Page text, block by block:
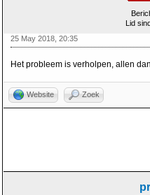
Lid
25 May 2018, 20:35
Het probleem is verholpen, allen
Website Zoek